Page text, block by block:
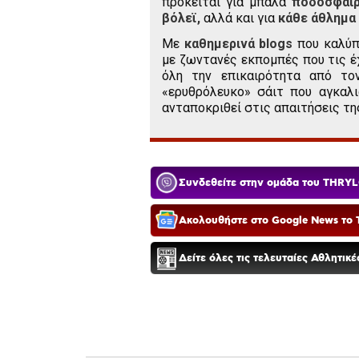
βόλεϊ, αλλά και για κάθε άθλημα
Με καθημερινά blogs που
με ζωντανές εκπομπές που τις
όλη την επικαιρότητα από
«ερυθρόλευκο» σάιτ που
ανταποκριθεί στις απαιτήσεις
Συνδεθείτε στην ομάδα του
Ακολουθήστε στο Google News το
Δείτε όλες τις τελευταίες